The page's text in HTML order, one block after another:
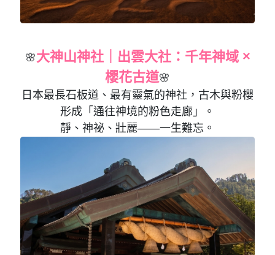
🌸大神山神社｜出雲大社：千年神域 ×
櫻花古道🌸
日本最長石板道、最有靈氣的神社，古木與粉櫻
形成「通往神境的粉色走廊」。
靜、神祕、壯麗——一生難忘。